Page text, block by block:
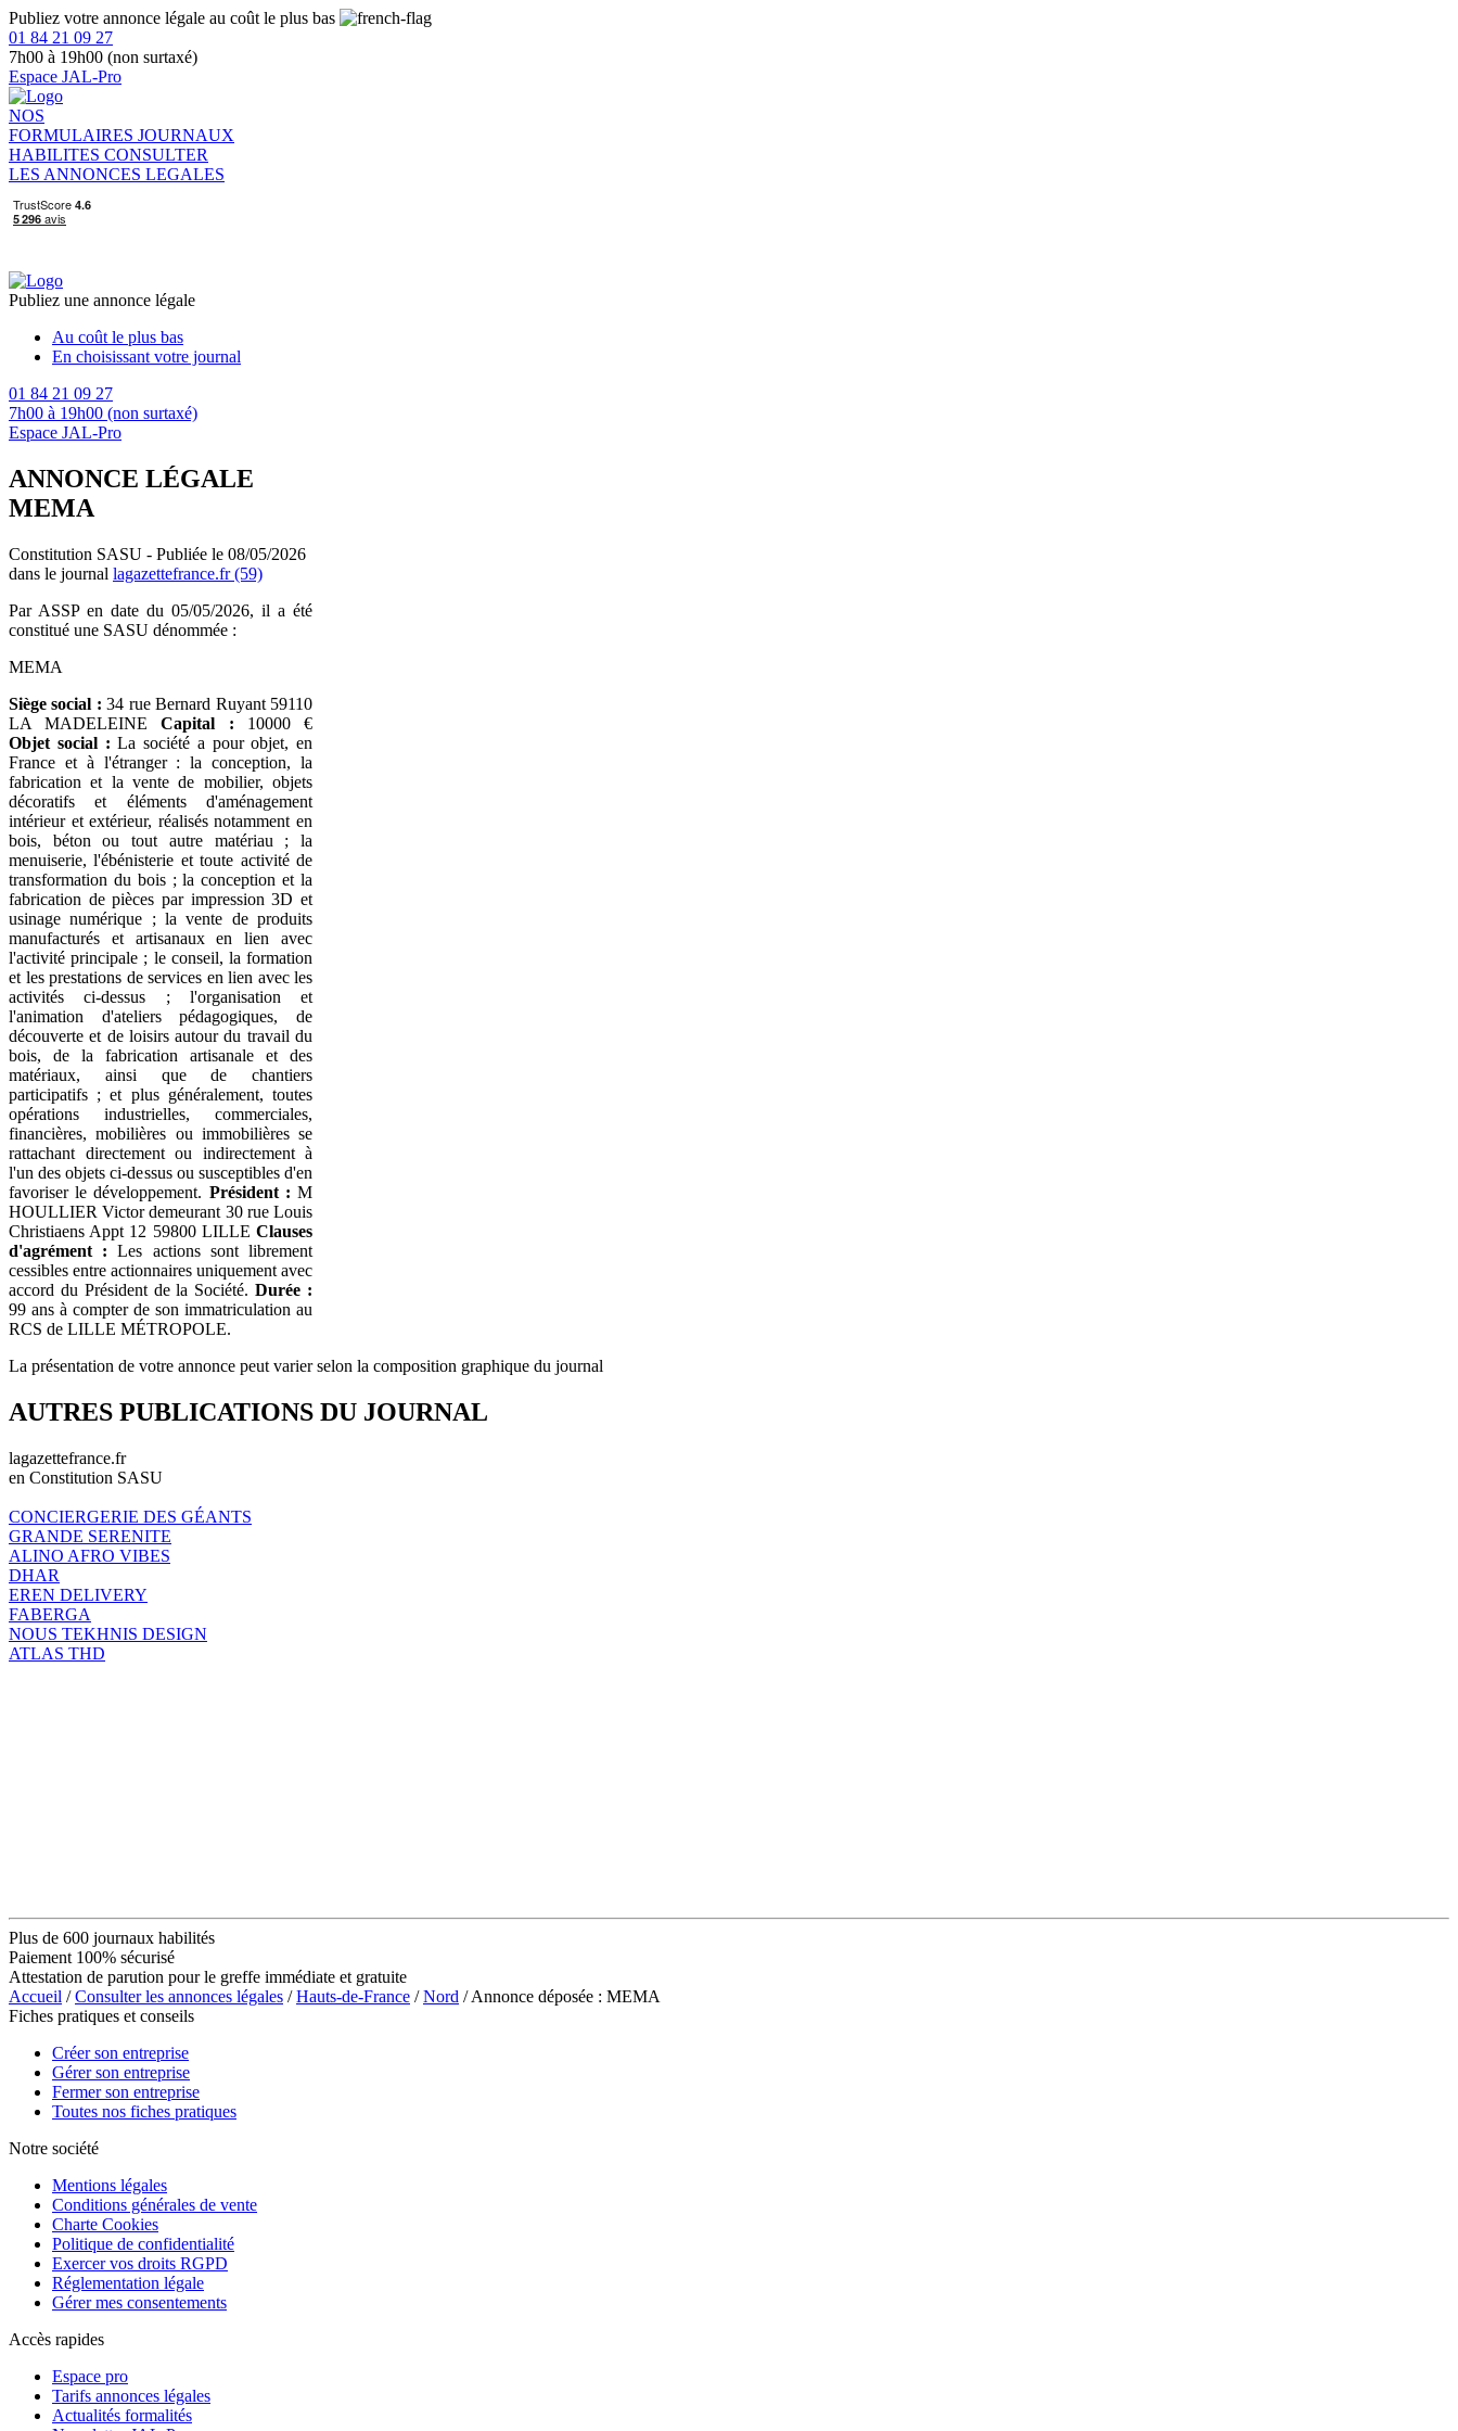
Publiez votre annonce légale au coût le plus bas
01 84 21 09 27
7h00 à 19h00 (non surtaxé)
Espace JAL-Pro
NOS
FORMULAIRES JOURNAUX
HABILITES CONSULTER
LES ANNONCES LEGALES
Publiez une annonce légale
Au coût le plus bas
En choisissant votre journal
01 84 21 09 27
7h00 à 19h00 (non surtaxé)
Espace JAL-Pro
ANNONCE LÉGALE
MEMA
Constitution SASU - Publiée le 08/05/2026
dans le journal lagazettefrance.fr (59)
Par ASSP en date du 05/05/2026, il a été
constitué une SASU dénommée :
MEMA
Siège social : 34 rue Bernard Ruyant 59110
LA MADELEINECapital : 10000 €
Objet social : La société a pour objet, en
France et à l'étranger : la conception, la
fabrication et la vente de mobilier, objets
décoratifs et éléments d'aménagement
intérieur et extérieur, réalisés notamment en
bois, béton ou tout autre matériau ; la
menuiserie, l'ébénisterie et toute activité de
transformation du bois ; la conception et la
fabrication de pièces par impression 3D et
usinage numérique ; la vente de produits
manufacturés et artisanaux en lien avec
l'activité principale ; le conseil, la formation
et les prestations de services en lien avec les
activités ci-dessus ; l'organisation et
l'animation d'ateliers pédagogiques, de
découverte et de loisirs autour du travail du
bois, de la fabrication artisanale et des
matériaux, ainsi que de chantiers
participatifs ; et plus généralement, toutes
opérations industrielles, commerciales,
financières, mobilières ou immobilières se
rattachant directement ou indirectement à
l'un des objets ci-dessus ou susceptibles d'en
favoriser le développement. Président : M
HOULLIER Victor demeurant 30 rue Louis
Christiaens Appt 12 59800 LILLE Clauses
d'agrément : Les actions sont librement
cessibles entre actionnaires uniquement avec
accord du Président de la Société.Durée :
99 ans à compter de son immatriculation au
RCS de LILLE MÉTROPOLE.
La présentation de votre annonce peut varier selon la composition graphique du journal
AUTRES PUBLICATIONS DU JOURNAL
lagazettefrance.fr
en Constitution SASU
CONCIERGERIE DES GÉANTS
GRANDE SERENITE
ALINO AFRO VIBES
DHAR
EREN DELIVERY
FABERGA
NOUS TEKHNIS DESIGN
ATLAS THD
Plus de 600 journaux habilités
Paiement 100% sécurisé
Attestation de parution pour le greffe immédiate et gratuite
Accueil /Consulter les annonces légales /Hauts-de-France /Nord / Annonce déposée : MEMA
Fiches pratiques et conseils
Créer son entreprise
Gérer son entreprise
Fermer son entreprise
Toutes nos fiches pratiques
Notre société
Mentions légales
Conditions générales de vente
Charte Cookies
Politique de confidentialité
Exercer vos droits RGPD
Réglementation légale
Gérer mes consentements
Accès rapides
Espace pro
Tarifs annonces légales
Actualités formalités